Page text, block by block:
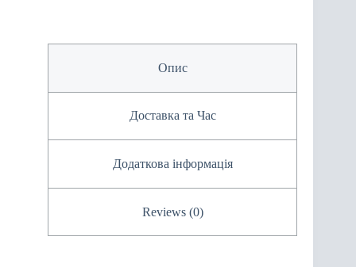
Опис
Доставка та Час
Додаткова інформація
Reviews (0)